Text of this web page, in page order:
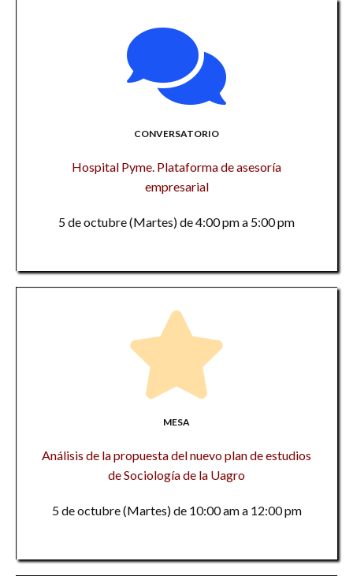
CONVERSATORIO
Hospital Pyme. Plataforma de asesoría
empresarial
5 de octubre (Martes) de 4:00 pm a 5:00 pm
MESA
Análisis de la propuesta del nuevo plan de estudios
de Sociología de la Uagro
5 de octubre (Martes) de 10:00 am a 12:00 pm